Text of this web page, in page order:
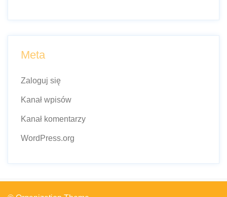
Meta
Zaloguj się
Kanał wpisów
Kanał komentarzy
WordPress.org